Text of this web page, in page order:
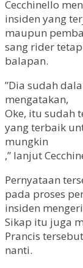
Cecchinello
insiden yang
maupun
sang rider
balapan.
”Dia sudah
mengatakan,
Oke, itu sudah
yang terbaik
mungkin
,” lanjut
Pernyataan
pada proses
insiden
Sikap itu juga
Prancis
nanti.